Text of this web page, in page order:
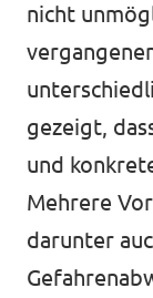
nicht
gezeigt,
und
Mehrere
darunter